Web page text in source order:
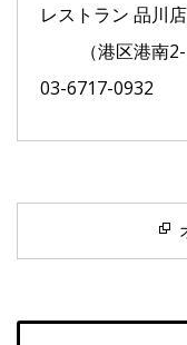
レストラン 品川店
（港区港南2-
03-6717-0932